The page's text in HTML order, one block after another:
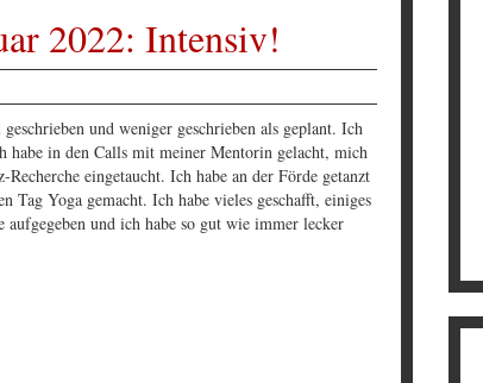
2022: Intensiv!
und weniger geschrieben als geplant. Ich
habe in den Calls mit meiner Mentorin gelacht, mich
eingetaucht. Ich habe an der Förde getanzt
Tag Yoga gemacht. Ich habe vieles geschafft, einiges
und ich habe so gut wie immer lecker